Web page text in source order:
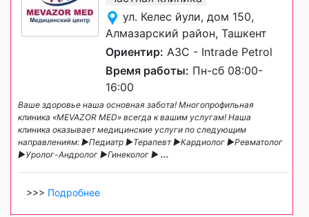
ул. Келес йули, дом 150,
Алмазарский район, Ташкент
Ориентир: АЗС - Intrade Petrol
Время работы: Пн-сб 08:00-
16:00
Ваше здоровье наша основная забота! Многопрофильная
клиника «MEVAZOR MED» всегда к вашим услугам! Наша
клиника оказывает медицинские услуги по следующим
направлениям: ►Педиатр ►Терапевт ►Кардиолог ►Ревматолог
►Уролог-Андролог ►Гинеколог ► ...
>>> Подробнее